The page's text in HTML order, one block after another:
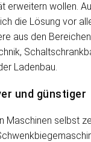
erweitern wollen.
die Lösung vor
aus den
Ladenbau.
und günstiger
Maschinen selbst